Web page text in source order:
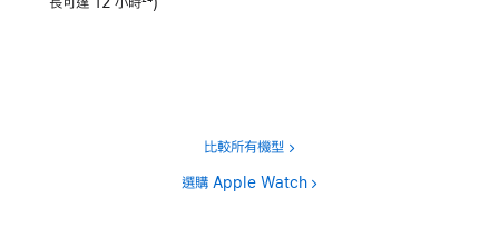
比較所有機型
選購 Apple Watch